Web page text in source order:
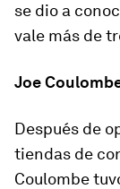
se dio a
vale más de
Joe
Después de
tiendas de
Coulombe